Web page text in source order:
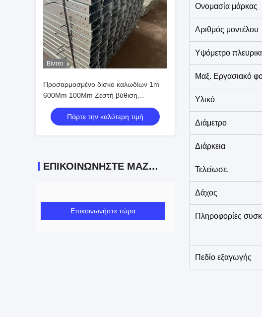
Βίντεο
Προσαρμοσμένο δίσκο καλωδίων 1m
600Mm 100Mm Ζεστή βύθιση
γαλβανισμένη καλωδιακή σκάλα
Πάρτε την καλύτερη τιμή
ΕΠΙΚΟΙΝΩΝΉΣΤΕ ΜΑΖΊ ΜΑΣ
Επικοινωνήστε τώρα
Ονομασία μάρκας
Αριθμός μοντέλου
Υψόμετρο
Μαξ. Εργασιακό
Υλικό
Διάμετρο
Διάρκεια
Τελείωσε.
Δάχος
Πληροφορίες
Πεδίο εξαγωγής